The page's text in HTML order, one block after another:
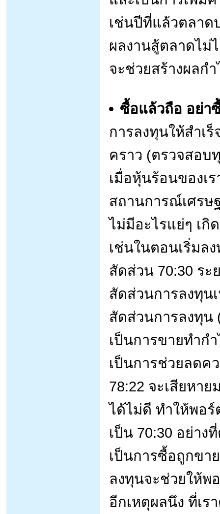
เช่นปีที่แล้วตลาด
ผลงานสู้ตลาดไม่
จะช่วยสร้างผลก
ซื้อแล้วถือ อย่า
การลงทุนให้สำเ
คราว (ตรวจสอบ
เมื่อหุ้นร้อนของเ
สถานการณ์เศรษ
ไม่มีอะไรแย่ๆ เ
เช่นในตอนเริ่ม
สัดส่วน 70:30 ร
สัดส่วนการลงทุน
สัดส่วนการลงทุน
เป็นการขายทำก
เป็นการช่วยลดค
78:22 จะเสียหา
ได้ไม่ดี ทำให้พอ
เป็น 70:30 อย่า
เป็นการซื้อถูกขา
ลงทุนจะช่วยให้พ
อีกเหตุผลนึง ที่เร